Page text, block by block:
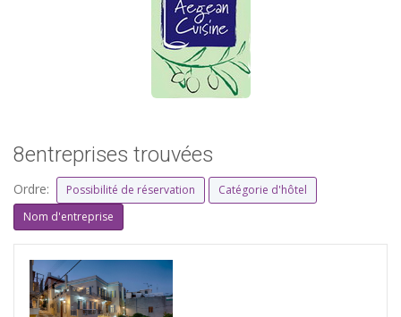
8entreprises trouvées
Ordre: Possibilité de réservation
Catégorie d'hôtel
Nom d'entreprise